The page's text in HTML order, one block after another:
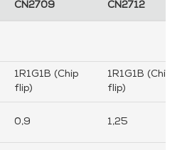
CN2709 CN2712
1R1G1B (Chip
flip)
1R1G1B (Chip
flip)
0,9 1,25